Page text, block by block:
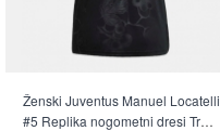
Ženski Juventus Manuel Locatelli
#5 Replika nogometni dresi Tretji